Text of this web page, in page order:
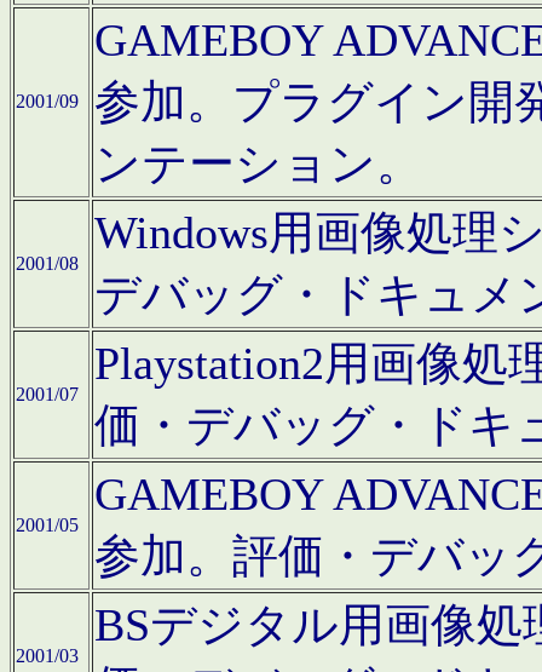
2001/09
GAMEBOY
参加。プラグイン開
ンテーション。
2001/08
Windows用画像処理
デバッグ・ドキュメ
2001/07
Playstation2用画像
価・デバッグ・ドキ
2001/05
GAMEBOY
参加。評価・デバッ
2001/03
BSデジタル用画像